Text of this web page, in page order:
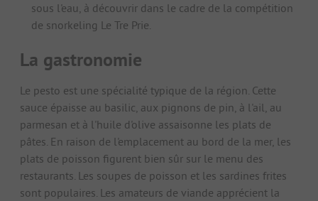
sous l'eau, à découvrir dans le cadre de la compétition
de snorkeling Le Tre Prie.
La gastronomie
Le pesto est une spécialité typique de la région. Cette
sauce épaisse au basilic, aux pignons de pin, à l'ail, au
parmesan et à l'huile d'olive assaisonne les plats de
pâtes. En raison de l'emplacement au bord de la mer, les
plats de poisson figurent bien sûr sur le menu des
restaurants. Les soupes de poisson et les sardines frites
sont populaires. Les amateurs de viande apprécient la